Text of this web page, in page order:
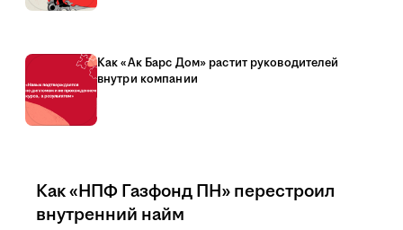
Как «Ак Барс Дом» растит руководителей
внутри компании
Как «НПФ Газфонд ПН» перестроил
внутренний найм